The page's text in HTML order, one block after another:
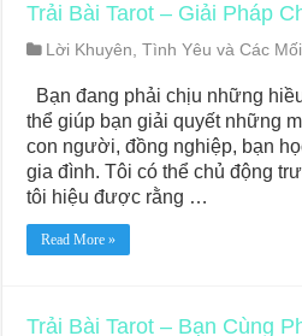
Trải Bài Tarot – Giải Pháp
Lời Khuyên,Tình Yêu và Các
Bạn đang phải chịu những
thể giúp bạn giải quyết những
con người, đồng nghiệp, bạn
gia đình. Tôi có thể chủ động
tôi hiệu được rằng …
Read More »
Trải Bài Tarot – Bạn Cùng